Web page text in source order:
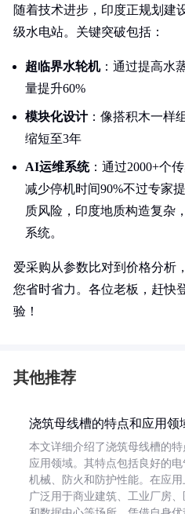
随着技术进步，印度正规划建
级水电站。关键突破包括：
超临界水轮机：通过提高水
量提升60%
模块化设计：像搭积木一样
缩短至3年
AI运维系统：通过2000+个
减少停机时间90%不过专家
质风险，印度地质构造复杂
系统。
爱采购从参数比对到价格分析
您省时省力。各位老板，赶快
验！
其他推荐
浇筑母线槽的特点和应用领
本文详细介绍了浇筑母线槽的特
应用领域。其特点包括良好的电
机械、防火和防护性能。在应用
广泛用于商业建筑、工业厂房、